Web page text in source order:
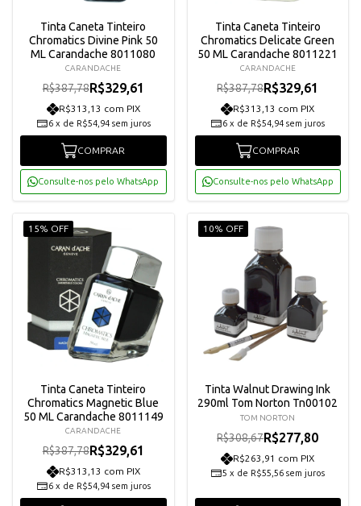
Tinta Caneta Tinteiro
Chromatics Divine Pink 50
ML Carandache 8011080
CARANDACHE
R$387,78R$329,61
R$313,13 com PIX
6 x de R$54,94 sem juros
COMPRAR
Consulte-nos pelo WhatsApp
Tinta Caneta Tinteiro
Chromatics Delicate Green
50 ML Carandache 8011221
CARANDACHE
R$387,78R$329,61
R$313,13 com PIX
6 x de R$54,94 sem juros
COMPRAR
Consulte-nos pelo WhatsApp
15% OFF
Tinta Caneta Tinteiro
Chromatics Magnetic Blue
50 ML Carandache 8011149
CARANDACHE
R$387,78R$329,61
R$313,13 com PIX
6 x de R$54,94 sem juros
10% OFF
Tinta Walnut Drawing Ink
290ml Tom Norton Tn00102
TOM NORTON
R$308,67R$277,80
R$263,91 com PIX
5 x de R$55,56 sem juros